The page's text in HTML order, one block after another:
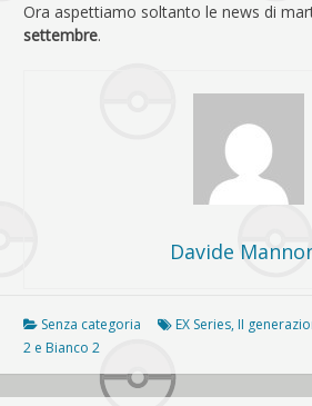
Ora aspettiamo soltanto le news di
settembre.
Davide
Senza categoria EX Series, II
2 e Bianco 2